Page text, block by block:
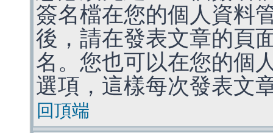
簽名檔在您的個人資料
後，請在發表文章的頁
名。您也可以在您的個
選項，這樣每次發表文
回頂端